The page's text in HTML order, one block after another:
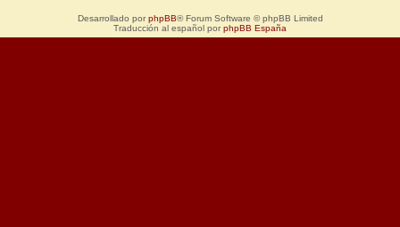
Desarrollado por phpBB® Forum Software © phpBB Limited
Traducción al español por phpBB España